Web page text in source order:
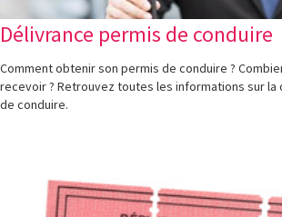
Délivrance permis de conduire
Comment obtenir son permis de conduire ?
recevoir ? Retrouvez toutes les informations sur la
de conduire.